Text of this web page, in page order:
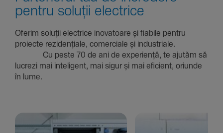
pentru soluții electrice
Oferim soluții electrice inova­toare și fiabile pentru
proiecte rezi­den­țiale, comer­ciale și indus­triale.
Cu peste 70 de ani de expe­riență, te ajutăm să
lucrezi mai inte­li­gent, mai sigur și mai eficient, oriunde
în lume.